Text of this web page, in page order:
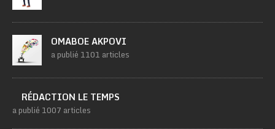
OMABOE AKPOVI
a publié 1101 articles
RÉDACTION LE TEMPS
a publié 1007 articles